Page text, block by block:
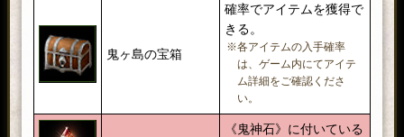
鬼ヶ島の宝箱
確率でアイテムを獲得で
きる。
※各アイテムの入手確率
は、ゲーム内にてアイテ
ム詳細をご確認くださ
い。
《鬼神石》に付いている